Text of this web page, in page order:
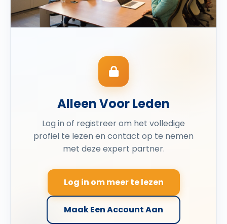
Alleen Voor Leden
Log in of registreer om het volledige
profiel te lezen en contact op te nemen
met deze expert partner.
Log in om meer te lezen
Maak Een Account Aan